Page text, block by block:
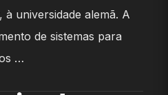
universidade alemã. A
de sistemas para
…